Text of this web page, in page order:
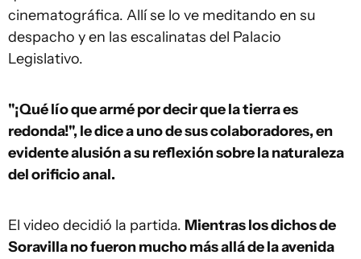
cinematográfica. Allí se lo ve meditando en su
despacho y en las escalinatas del Palacio
Legislativo.
"¡Qué lío que armé por decir que la tierra es
redonda!", le dice a uno de sus colaboradores, en
evidente alusión a su reflexión sobre la naturaleza
del orificio anal.
El video decidió la partida. Mientras los dichos de
Soravilla no fueron mucho más allá de la avenida